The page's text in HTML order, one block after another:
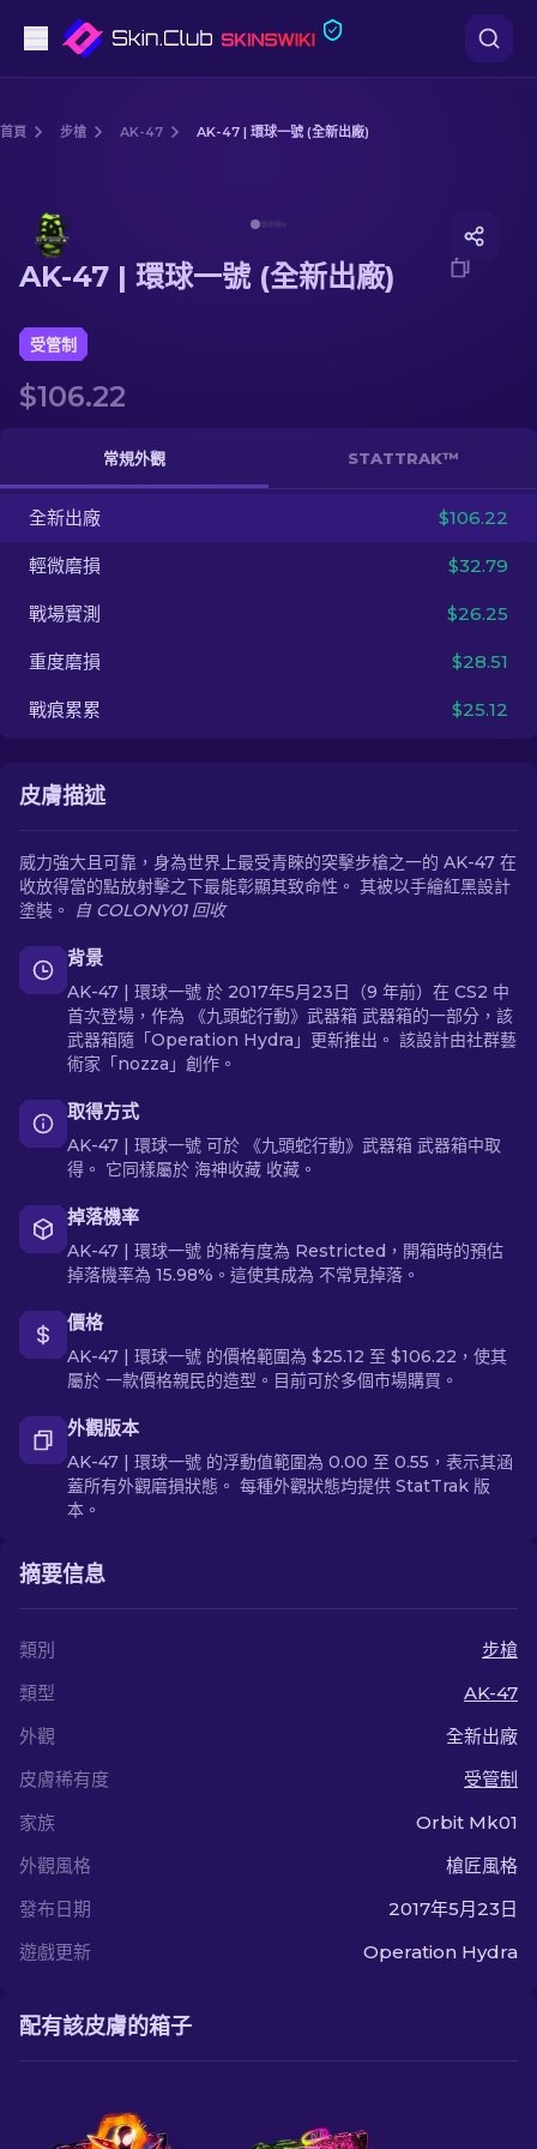
狙擊步槍
匕首
手套
武器箱
其他
首頁 步槍 AK-47 AK-47 | 環球一號 (全新出廠)
AK-47 | 環球一號 (全新出廠)
受管制
$106.22
常規外觀 STATTRAK™
全新出廠 $106.22
輕微磨損 $32.79
戰場實測 $26.25
重度磨損 $28.51
戰痕累累 $25.12
皮膚描述
威力強大且可靠，身為世界上最受青睞的突擊步槍之一的 AK-47 在
收放得當的點放射擊之下最能彰顯其致命性。 其被以手繪紅黑設計
塗裝。
自 COLONY01 回收
背景
AK-47 | 環球一號 於 2017年5月23日（9 年前）在 CS2 中
首次登場，作為 《九頭蛇行動》武器箱 武器箱的一部分，該
武器箱隨「Operation Hydra」更新推出。 該設計由社群藝
術家「nozza」創作。
取得方式
AK-47 | 環球一號 可於 《九頭蛇行動》武器箱 武器箱中取
得。 它同樣屬於 海神收藏 收藏。
掉落機率
AK-47 | 環球一號 的稀有度為 Restricted，開箱時的預估
掉落機率為 15.98%。這使其成為 不常見掉落。
價格
AK-47 | 環球一號 的價格範圍為 $25.12 至 $106.22，使其
屬於 一款價格親民的造型。目前可於多個市場購買。
外觀版本
AK-47 | 環球一號 的浮動值範圍為 0.00 至 0.55，表示其涵
蓋所有外觀磨損狀態。 每種外觀狀態均提供 StatTrak 版
本。
摘要信息
類別
步槍
類型
AK-47
外觀
全新出廠
皮膚稀有度
受管制
家族
Orbit Mk01
外觀風格
槍匠風格
發布日期
2017年5月23日
遊戲更新
Operation Hydra
配有該皮膚的箱子